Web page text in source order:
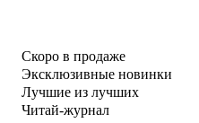
Скоро в продаже
Эксклюзивные новинки
Лучшие из лучших
Читай-журнал